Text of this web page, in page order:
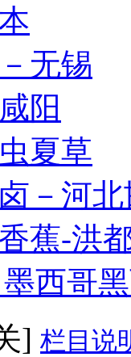
无锡
阳
夏草
－河
蕉-洪
西哥
] 栏目说